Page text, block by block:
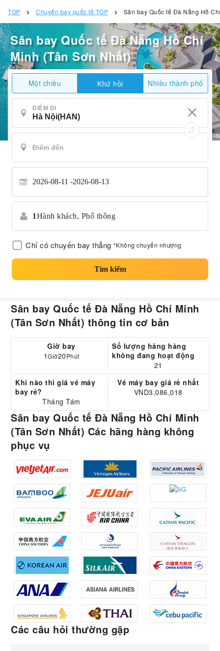
TOP Chuyến bay quốc tế TOP Sân bay Quốc tế Đà Nẵng Hồ
Sân bay Quốc tế Đà Nẵng Hồ Chí
Minh (Tân Sơn Nhất)
Một chiều Khứ hồi Nhiều thành phố
ĐIỂM ĐI
2026-08-11 2026-08-13
1Hành khách, Phổ thông
Chỉ có chuyến bay thẳng *Không chuyển nhượng
Tìm kiếm
Sân bay Quốc tế Đà Nẵng Hồ Chí Minh
(Tân Sơn Nhất) thông tin cơ bản
Giờ bay
1Giờ20Phút
Số lượng hãng hàng
không đang hoạt động
21
Khi nào thì giá vé máy
bay rẻ?
Tháng Tám
Vé máy bay giá rẻ nhất
VND3,086,018
Sân bay Quốc tế Đà Nẵng Hồ Chí Minh
(Tân Sơn Nhất) Các hãng hàng không
phục vụ
Các câu hỏi thường gặp